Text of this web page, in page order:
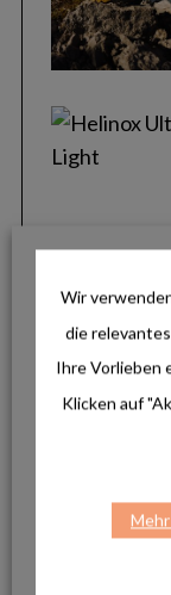
Wir
die
Ihre Vorlieben
Klicken auf